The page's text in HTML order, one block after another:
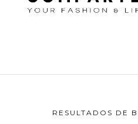
RESULTADOS DE